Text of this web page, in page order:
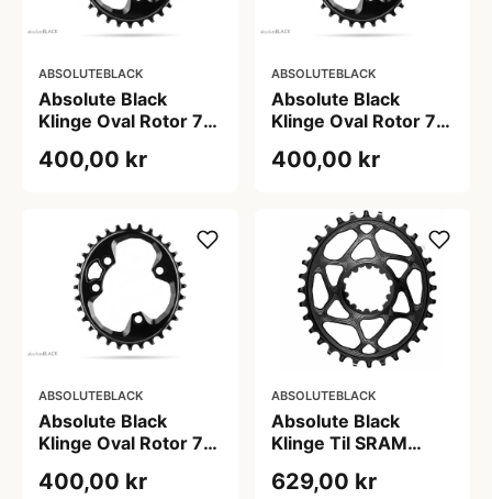
ABSOLUTEBLACK
Absolute Black
Klinge Oval Rotor 76
30)
400,00 kr
ABSOLUTEBLACK
Absolute Black
Klinge Oval Rotor 76
32)
400,00 kr
ABSOLUTEBLACK
Absolute Black
Klinge Oval Rotor 76
34)
400,00 kr
ABSOLUTEBLACK
Absolute Black
Klinge Til SRAM
32T Til Shimano 12
629,00 kr